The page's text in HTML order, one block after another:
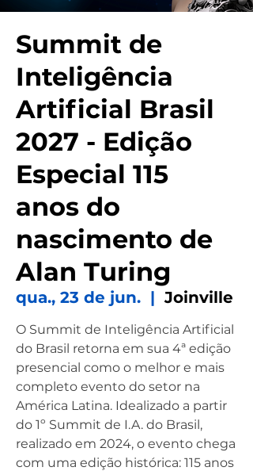
Summit de
Inteligência
Artificial Brasil
2027 - Edição
Especial 115
anos do
nascimento de
Alan Turing
qua., 23 de jun.
  |
Joinville
O Summit de Inteligência Artificial
do Brasil retorna em sua 4ª edição
presencial como o melhor e mais
completo evento do setor na
América Latina. Idealizado a partir
do 1º Summit de I.A. do Brasil,
realizado em 2024, o evento chega
com uma edição histórica: 115 anos